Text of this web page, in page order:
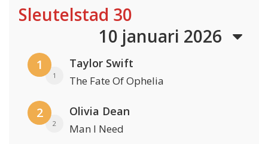
Sleutelstad 30
10 januari 2026
1
1
Taylor Swift
The Fate Of Ophelia
2
2
Olivia Dean
Man I Need